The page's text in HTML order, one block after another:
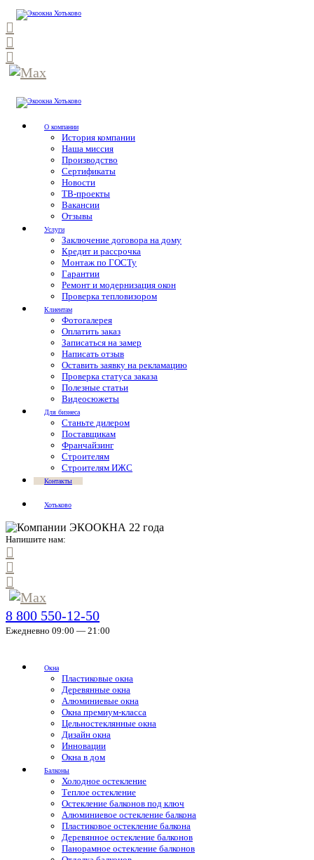
О компании
История компании
Наша миссия
Производство
Сертификаты
Новости
ТВ-проекты
Вакансии
Отзывы
Услуги
Заключение договора на дому
Кредит и рассрочка
Монтаж по ГОСТу
Гарантии
Ремонт и модернизация окон
Проверка тепловизором
Клиентам
Фотогалерея
Оплатить заказ
Записаться на замер
Написать отзыв
Оставить заявку на рекламацию
Проверка статуса заказа
Полезные статьи
Видеосюжеты
Для бизнеса
Станьте дилером
Поставщикам
Франчайзинг
Строителям
Строителям ИЖС
Контакты
Хотьково
Напишите нам:
8 800 550-12-50
Ежедневно 09:00 — 21:00
Окна
Пластиковые окна
Деревянные окна
Алюминиевые окна
Окна премиум-класса
Цельностеклянные окна
Дизайн окна
Инновации
Окна в дом
Балконы
Холодное остекление
Теплое остекление
Остекление балконов под ключ
Алюминиевое остекление балкона
Пластиковое остекление балкона
Деревянное остекление балконов
Панорамное остекление балконов